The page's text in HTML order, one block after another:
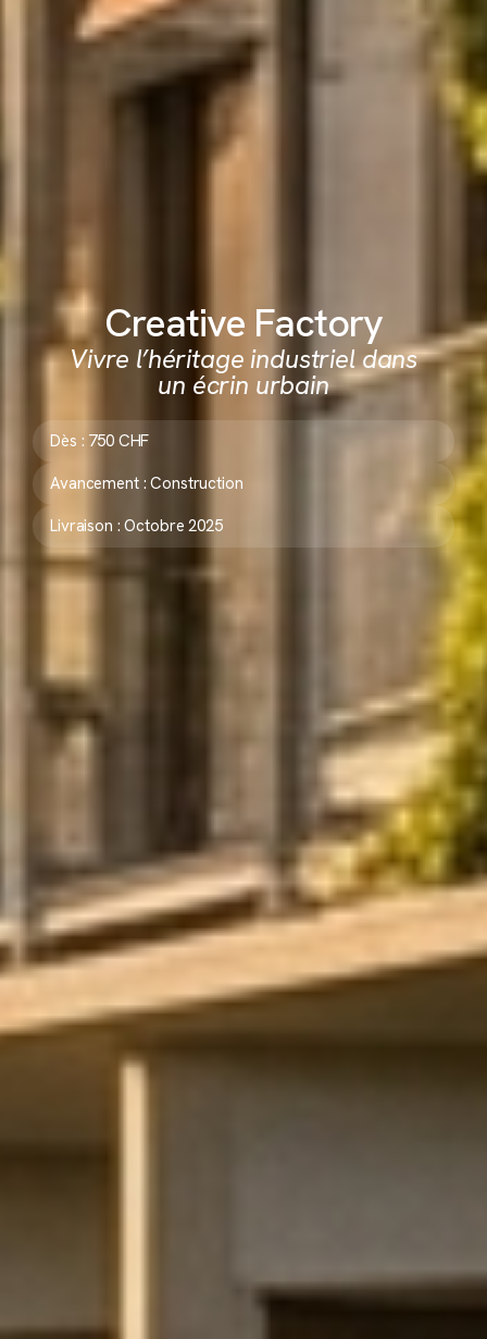
Creative Factory
Vivre l’héritage industriel dans
un écrin urbain
Dès : 750 CHF
Avancement : Construction
Livraison : Octobre 2025